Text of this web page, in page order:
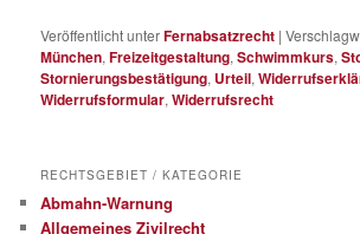
Veröffentlicht unterFernabsatzrecht |
München,Freizeitgestaltung,Schwimmkurs,
Stornierungsbestätigung, Urteil,
Widerrufsformular,Widerrufsrecht
RECHTSGEBIET / KATEGORIE
Abmahn-Warnung
Allgemeines Zivilrecht